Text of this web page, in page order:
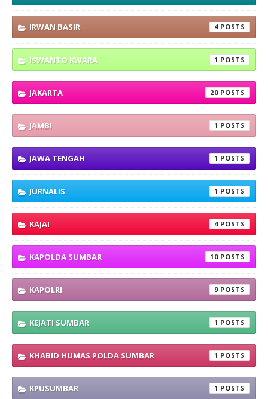
IRWAN BASIR 4
ISWANTO KWARA 1
JAKARTA 20
JAMBI 1
JAWA TENGAH 1
JURNALIS 1
KAJAI 4
KAPOLDA SUMBAR 10
KAPOLRI 9
KEJATI SUMBAR 1
KHABID HUMAS POLDA SUMBAR 1
KPUSUMBAR 1